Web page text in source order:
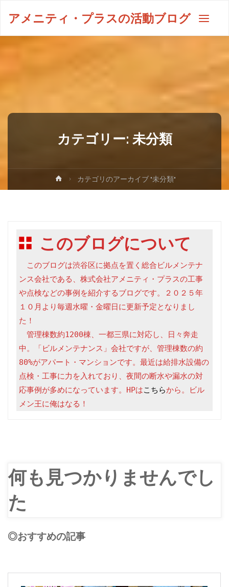
アメニティ・プラスの活動ブログ
カテゴリー: 未分類
カテゴリのアーカイブ "未分類"
このブログについて
このブログは渋谷区に拠点を置く総合ビルメンテナ
ンス会社である、株式会社アメニティ・プラスの工事
や点検などの事例を紹介するブログです。２０２５年
１０月より毎週水曜・金曜日に更新予定となりまし
た！
管理棟数約1200棟、一都三県に対応し、日々奔走
中。「ビルメンテナンス」会社ですが、管理棟数の約
80%がアパート・マンションです。最近は給排水設備の
点検・工事に力を入れており、夜間の断水や漏水の対
応事例が多めになっています。HPはこちらから。ビル
メン王に俺はなる！
何も見つかりませんでし
た
◎おすすめの記事